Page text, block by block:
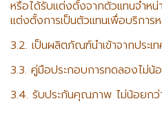
หรือได้รับแต่งตั้งจากตัวแทนจำหน่
แต่งตั้งการเป็นตัวแทนเพื่อบริการ
3.2. เป็นผลิตภัณฑ์นำเข้าจากประเ
3.3. คู่มือประกอบการทดลองไม่น้
3.4. รับประกันคุณภาพ ไม่น้อยกว่